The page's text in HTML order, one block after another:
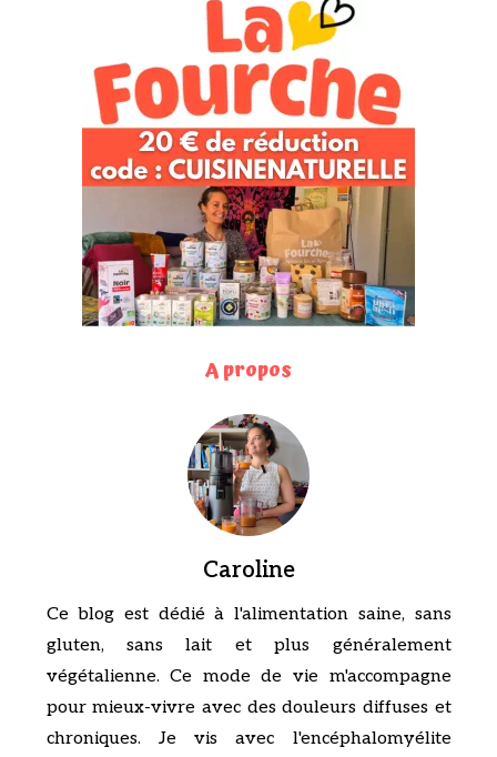
A propos
Caroline
Ce blog est dédié à l'alimentation saine, sans
gluten, sans lait et plus généralement
végétalienne. Ce mode de vie m'accompagne
pour mieux-vivre avec des douleurs diffuses et
chroniques. Je vis avec l'encéphalomyélite